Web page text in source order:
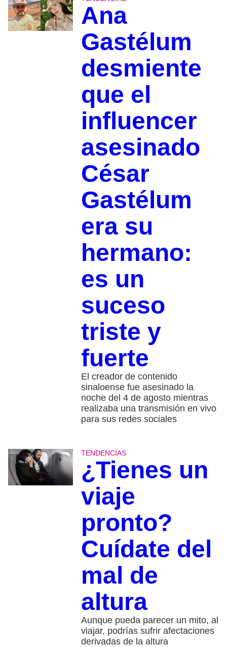
Ana
Gastélum
desmiente
que el
influencer
asesinado
César
Gastélum
era su
hermano:
es un
suceso
triste y
fuerte
El creador de contenido
sinaloense fue asesinado la
noche del 4 de agosto mientras
realizaba una transmisión en vivo
para sus redes sociales
TENDENCIAS
¿Tienes un
viaje
pronto?
Cuídate del
mal de
altura
Aunque pueda parecer un mito, al
viajar, podrías sufrir afectaciones
derivadas de la altura